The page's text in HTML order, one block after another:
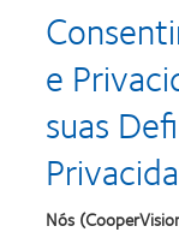
Learn
more
about
Prémio
Silmo
d’Or
para
o
melhor
produto
Learn
about
e
suas
Nós